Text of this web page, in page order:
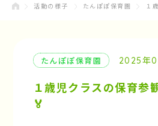
活動の様子 たんぽぽ保育園
たんぽぽ保育園 2025年
１歳児クラスの保育参
🏅